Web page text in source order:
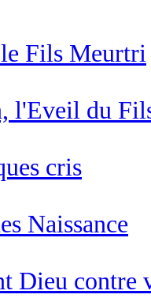
Fils Meurtri
l'Eveil du
cris
Naissance
Dieu contre